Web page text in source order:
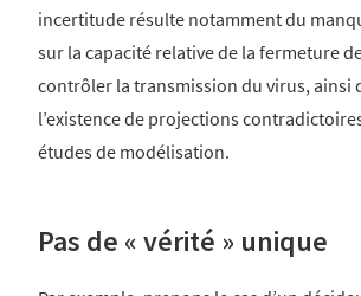
incertitude résulte notamment du
sur la capacité relative de la fermeture
contrôler la transmission du virus, ainsi
l’existence de projections
études de modélisation.
Pas de « vérité » unique